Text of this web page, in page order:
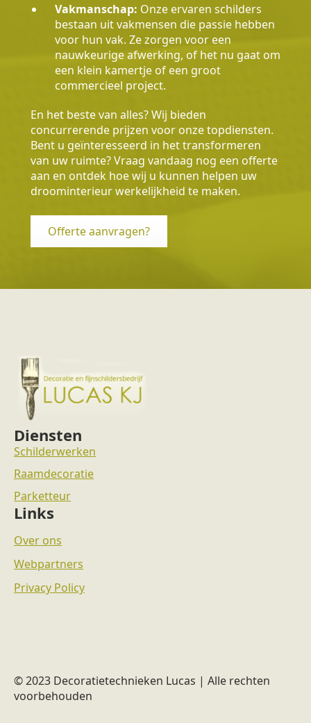
Vakmanschap: Onze ervaren schilders
bestaan uit vakmensen die passie hebben
voor hun vak. Ze zorgen voor een
nauwkeurige afwerking, of het nu gaat om
een klein kamertje of een groot
commercieel project.
En het beste van alles? Wij bieden
concurrerende prijzen voor onze topdiensten.
Bent u geïnteresseerd in het transformeren
van uw ruimte? Vraag vandaag nog een offerte
aan en ontdek hoe wij u kunnen helpen uw
droominterieur werkelijkheid te maken.
Offerte aanvragen?
Diensten
Schilderwerken
Raamdecoratie
Parketteur
Links
Over ons
Webpartners
Privacy Policy
© 2023 Decoratietechnieken Lucas | Alle rechten
voorbehouden